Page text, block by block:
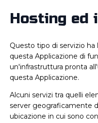
Hosting ed
Questo tipo di servizio
questa Applicazione di
un'infrastruttura pronta
questa Applicazione.
Alcuni servizi tra quelli
server geograficamente
ubicazione in cui sono